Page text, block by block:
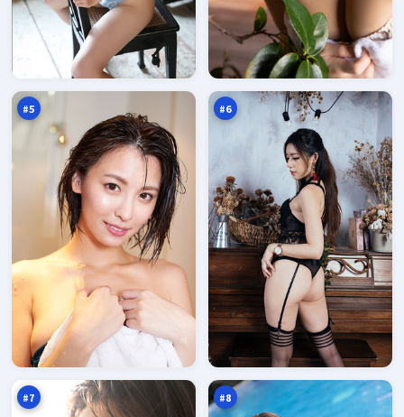
#5 #6
无
声
十
字
口
96
万
#7
风
证
人
95
万
#8
雨
巷
信
号万